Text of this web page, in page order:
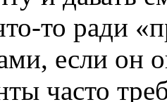
то ради
если он
часто